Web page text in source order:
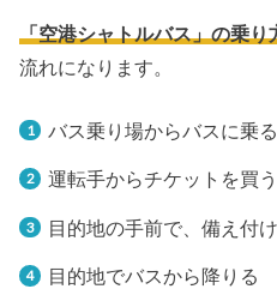
「空港シャトルバス」の乗り
流れになります。
バス乗り場からバスに乗る
運転手からチケットを買う
目的地の手前で、備え付
目的地でバスから降りる